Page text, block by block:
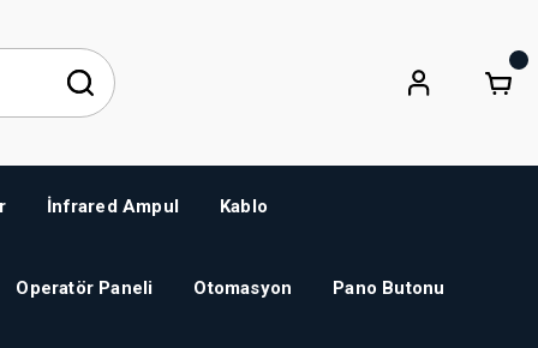
İnfrared Ampul Kablo
Operatör Paneli Otomasyon Pano Butonu